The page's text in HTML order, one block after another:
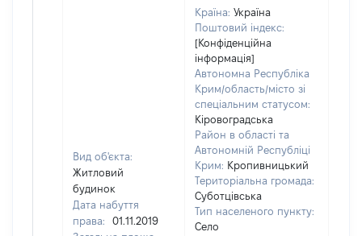
Вид об'єкта:
Житловий
будинок
Дата набуття
права:
01.11.2019
Країна: Україна
Поштовий індекс:
[Конфіденційна
інформація]
Автономна Республіка
Крим/область/місто зі
спеціальним статусом:
Кіровоградська
Район в області та
Автономній Республіці
Крим: Кропивницький
Територіальна громада:
Суботцівська
Тип населеного пункту:
Село